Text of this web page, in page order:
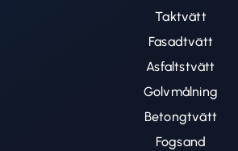
Taktvätt
Fasadtvätt
Asfaltstvätt
Golvmålning
Betongtvätt
Fogsand